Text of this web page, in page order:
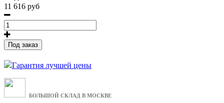
11 616 руб
Под заказ
Гарантия лучшей цены
БОЛЬШОЙ СКЛАД В МОСКВЕ